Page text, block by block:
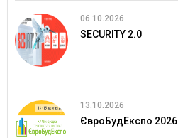
06.10.2026
SECURITY 2.0
13.10.2026
ЄвроБудЕкспо 2026